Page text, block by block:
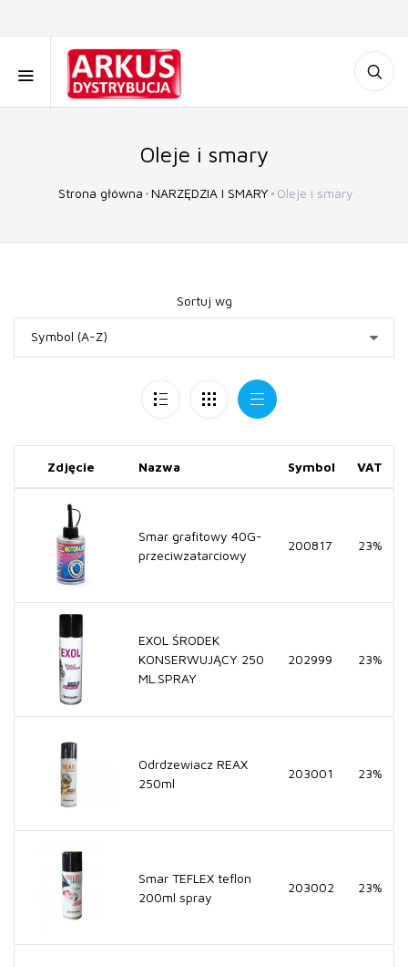
Oleje i smary
Strona główna NARZĘDZIA I SMARY Oleje i smary
Sortuj wg
Zdjęcie Nazwa Symbol VAT
Smar grafitowy 40G-
przeciwzatarciowy
200817 23%
EXOL ŚRODEK
KONSERWUJĄCY 250
ML.SPRAY
202999 23%
Odrdzewiacz REAX
250ml
203001 23%
Smar TEFLEX teflon
200ml spray
203002 23%